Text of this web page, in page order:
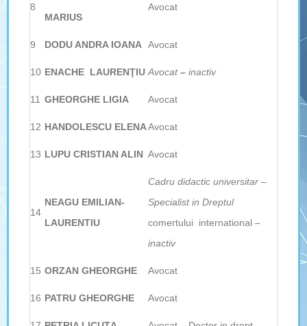
8
MARIUS
Avocat
9 DODU ANDRA IOANA Avocat
10 ENACHE LAURENŢIU Avocat– inactiv
11 GHEORGHE LIGIA Avocat
12 HANDOLESCU ELENAAvocat
13 LUPU CRISTIAN ALIN Avocat
14
NEAGU EMILIAN-
LAURENTIU
Cadru didactic universitar –
Specialist in Dreptul
comertului international –
inactiv
15 ORZAN GHEORGHE Avocat
16 PATRU GHEORGHE Avocat